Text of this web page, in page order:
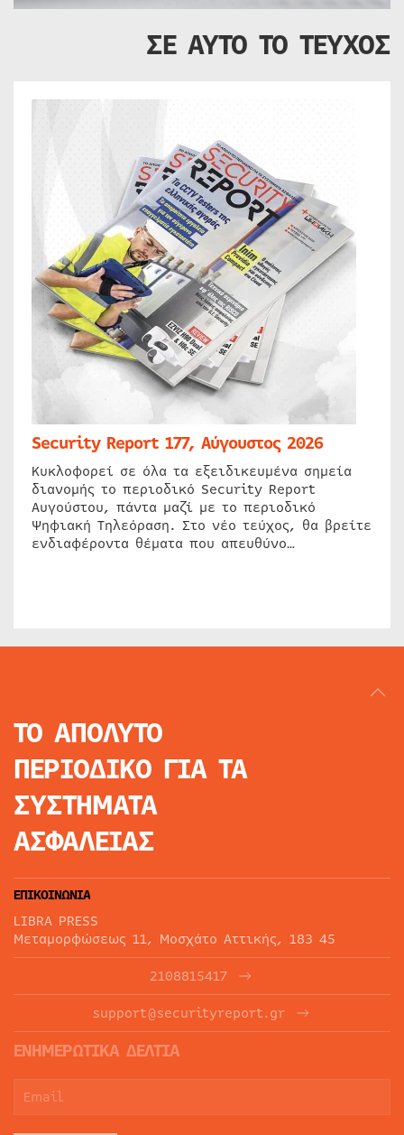
ΣΕ ΑΥΤΟ ΤΟ ΤΕΥΧΟΣ
Security Report 177, Αύγουστος 2026
Κυκλοφορεί σε όλα τα εξειδικευμένα σημεία
διανομής το περιοδικό Security Report
Αυγούστου, πάντα μαζί με το περιοδικό
Ψηφιακή Τηλεόραση. Στο νέο τεύχος, θα βρείτε
ενδιαφέροντα θέματα που απευθύνο…
ΤΟ ΑΠΟΛΥΤΟ
ΠΕΡΙΟΔΙΚΟ ΓΙΑ ΤΑ
ΣΥΣΤΗΜΑΤΑ
ΑΣΦΑΛΕΙΑΣ
ΕΠΙΚΟΙΝΩΝΙΑ
LIBRA PRESS
Μεταμορφώσεως 11, Μοσχάτο Αττικής, 183 45
2108815417
support@securityreport.gr
ΕΝΗΜΕΡΩΤΙΚΑ ΔΕΛΤΙΑ